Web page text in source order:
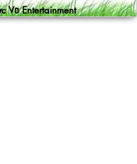
Vũ Entertainment